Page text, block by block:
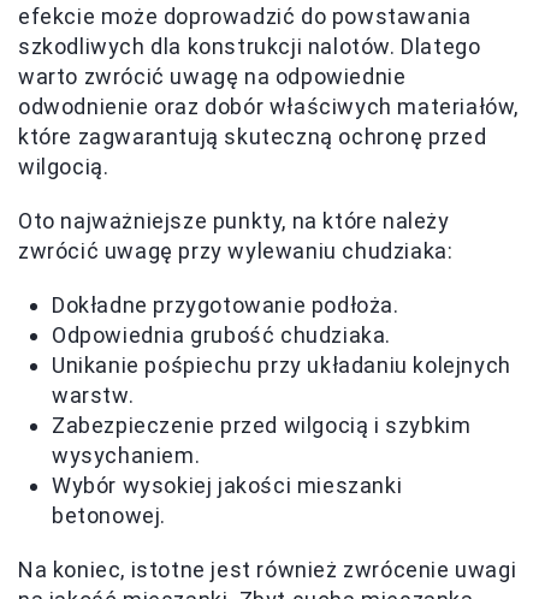
efekcie może doprowadzić do powstawania
szkodliwych dla konstrukcji nalotów. Dlatego
warto zwrócić uwagę na odpowiednie
odwodnienie oraz dobór właściwych materiałów,
które zagwarantują skuteczną ochronę przed
wilgocią.
Oto najważniejsze punkty, na które należy
zwrócić uwagę przy wylewaniu chudziaka:
Dokładne przygotowanie podłoża.
Odpowiednia grubość chudziaka.
Unikanie pośpiechu przy układaniu kolejnych
warstw.
Zabezpieczenie przed wilgocią i szybkim
wysychaniem.
Wybór wysokiej jakości mieszanki
betonowej.
Na koniec, istotne jest również zwrócenie uwagi